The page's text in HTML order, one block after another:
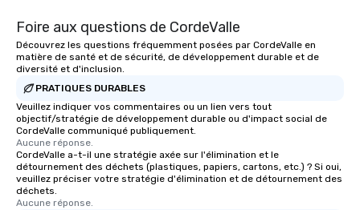
Foire aux questions de CordeValle
Découvrez les questions fréquemment posées par CordeValle en
matière de santé et de sécurité, de développement durable et de
diversité et d'inclusion.
PRATIQUES DURABLES
Veuillez indiquer vos commentaires ou un lien vers tout
objectif/stratégie de développement durable ou d'impact social de
CordeValle communiqué publiquement.
Aucune réponse.
CordeValle a-t-il une stratégie axée sur l'élimination et le
détournement des déchets (plastiques, papiers, cartons, etc.) ? Si oui,
veuillez préciser votre stratégie d'élimination et de détournement des
déchets.
Aucune réponse.